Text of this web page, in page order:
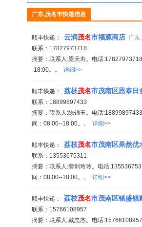
广东,茂名市快递信息
顺丰快递： 云润茂名市福源商店 广东
联系：17827973718
摘要：联系人:梁天寿。电话
-18:00。。 详细>>
顺丰快递： 荔枝茂名市茂南区恩泰日
联系：18899897433
摘要：联系人:陈锦玉。电话
间：08:00--18:00。。 详细>>
顺丰快递： 荔枝茂名市茂南区果然优
联系：13553675311
摘要：联系人:黎剑玲玲。电话
间：08:00--18:00。。 详细>>
顺丰快递： 荔枝茂名市茂南区镇盛镇
联系：15766108957
摘要：联系人:戴忠杰。电话